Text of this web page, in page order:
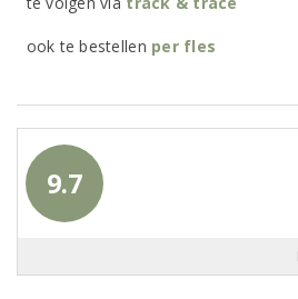
ook te bestellen per fles
9.7